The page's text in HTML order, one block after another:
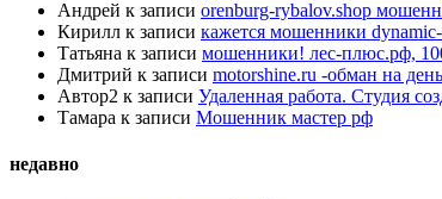
Андрей к записи orenburg-rybalov.shop
Кирилл к записи кажется мошенники dynamic-
Татьяна к записи мошенники! лес-плюс.рф,
Дмитрий к записи motorshine.ru -обман на
Автор2 к записи Удаленная работа. Студия
Тамара к записи Мошенник мастер рф
недавно